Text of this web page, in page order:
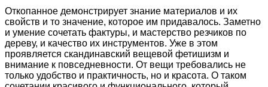
Откопанное демонстрирует знание материалов и их
свойств и то значение, которое им придавалось. Заметно
и умение сочетать фактуры, и мастерство резчиков по
дереву, и качество их инструментов. Уже в этом
проявляется скандинавский вещевой фетишизм и
внимание к повседневности. От вещи требовались не
только удобство и практичность, но и красота. О таком